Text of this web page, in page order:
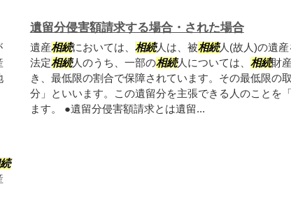
遺留分侵害額請求する場合・された場合
遺産相続においては、 相続人は、被相続人(故人)の遺産
法定相続人のうち、一部の相続人については、 相続財
き、最低限の割合で保障されています。その最低限の
分」といいます。この遺留分を主張できる人のことを
ます。 ●遺留分侵害額請求とは遺留...